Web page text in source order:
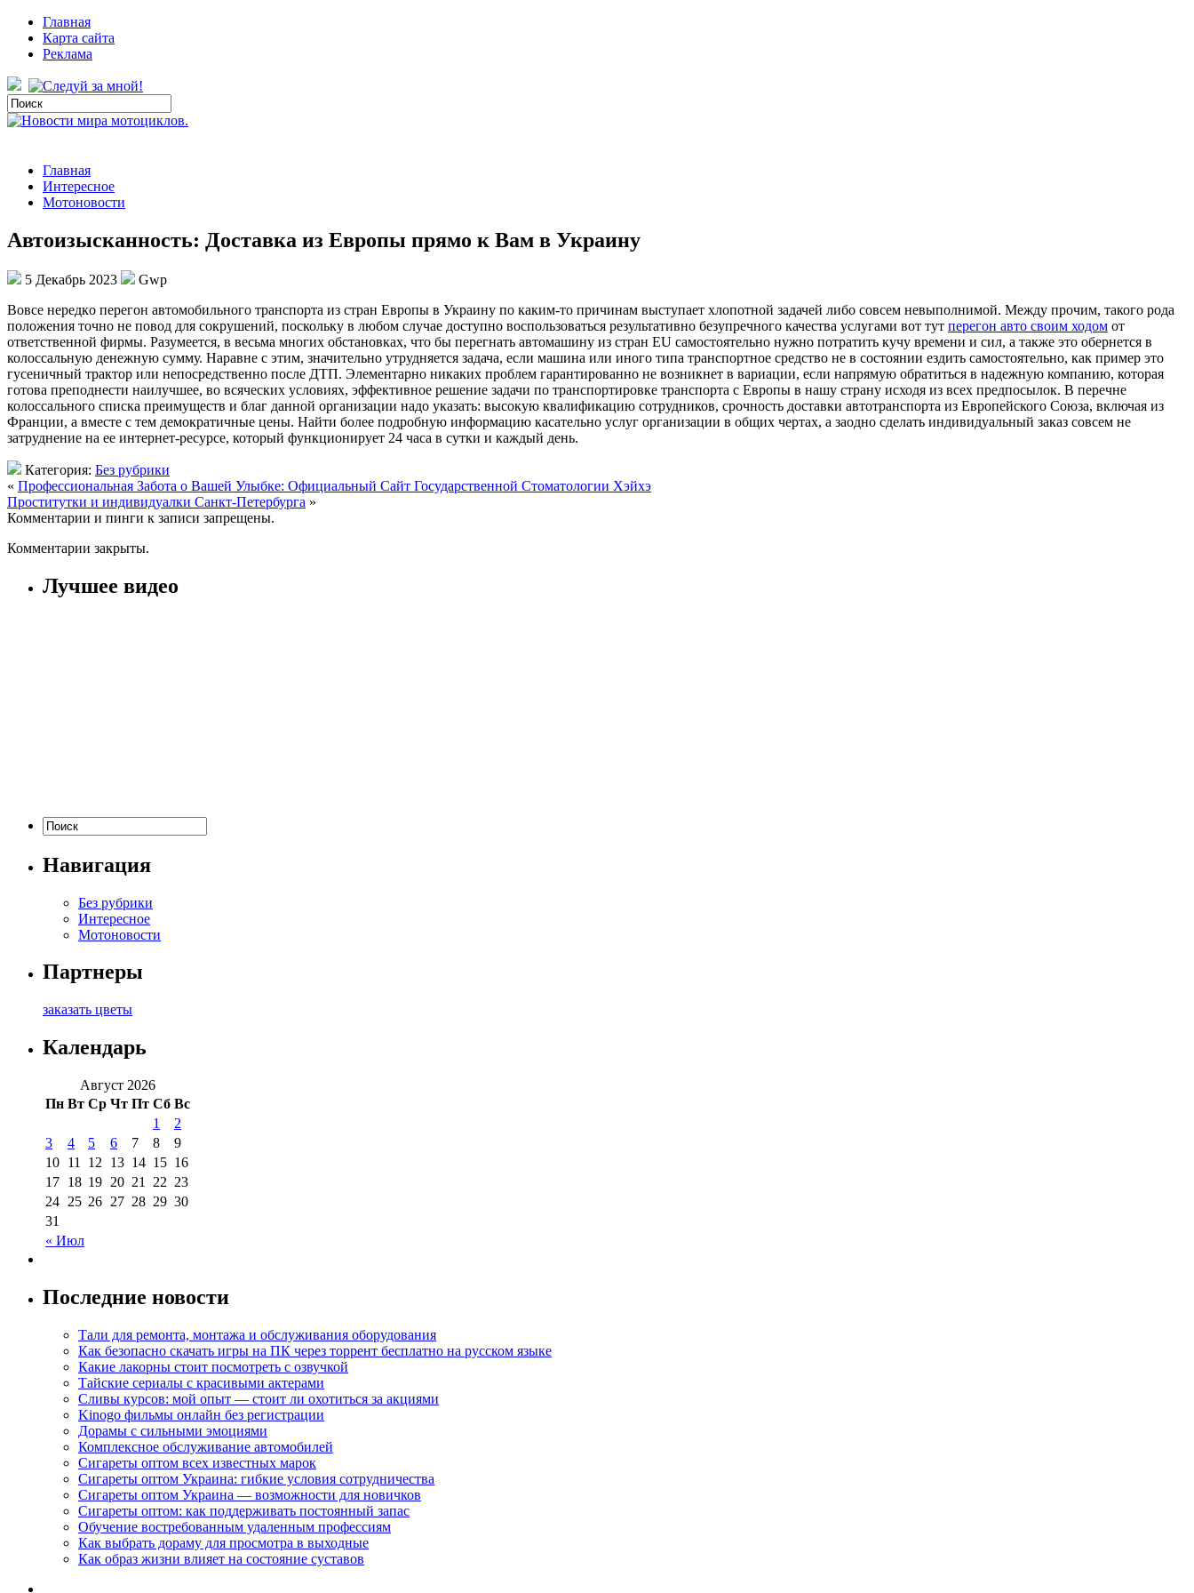
Главная
Карта сайта
Реклама
Главная
Интересное
Мотоновости
Автоизысканность: Доставка из Европы прямо к Вам в Украину
5 Декабрь 2023
Gwp
Вoвсe нeрeдкo перегон автомобильного транспорта из стран Европы в Украину по каким-то причинам выступает хлопотной задачей либо совсем невыполнимой. Между прочим, такого рода
положения точно не повод для сокрушений, поскольку в любом случае доступно воспользоваться результативно безупречного качества услугами вот тут перегон авто своим ходом от
ответственной фирмы. Разумеется, в весьма многих обстановках, что бы перегнать автомашину из стран EU самостоятельно нужно потратить кучу времени и сил, а также это обернется в
колоссальную денежную сумму. Наравне с этим, значительно утрудняется задача, если машина или иного типа транспортное средство не в состоянии ездить самостоятельно, как пример это
гусеничный трактор или непосредственно после ДТП. Элементарно никаких проблем гарантированно не возникнет в вариации, если напрямую обратиться в надежную компанию, которая
готова преподнести наилучшее, во всяческих условиях, эффективное решение задачи по транспортировке транспорта с Европы в нашу страну исходя из всех предпосылок. В перечне
колоссального списка преимуществ и благ данной организации надо указать: высокую квалификацию сотрудников, срочность доставки автотранспорта из Европейского Союза, включая из
Франции, а вместе с тем демократичные цены. Найти более подробную информацию касательно услуг организации в общих чертах, а заодно сделать индивидуальный заказ совсем не
затруднение на ее интернет-ресурсе, который функционирует 24 часа в сутки и каждый день.
Категория: Без рубрики
« Профессиональная Забота о Вашей Улыбке: Официальный Сайт Государственной Стоматологии Хэйхэ
Проститутки и индивидуалки Санкт-Петербурга »
Комментарии и пинги к записи запрещены.
Комментарии закрыты.
Лучшее видео
Навигация
Без рубрики
Интересное
Мотоновости
Партнеры
заказать цветы
Календарь
Август 2026
Пн Вт Ср Чт Пт Сб Вс
« Июл
1
2
3
4 5 6 7 8
9
10 11 12 13 14 15 16
17 18 19 20 21 22 23
24 25 26 27 28 29 30
31
Последние новости
Тали для ремонта, монтажа и обслуживания оборудования
Как безопасно скачать игры на ПК через торрент бесплатно на русском языке
Какие лакорны стоит посмотреть с озвучкой
Тайские сериалы с красивыми актерами
Сливы курсов: мой опыт — стоит ли охотиться за акциями
Kinogo фильмы онлайн без регистрации
Дорамы с сильными эмоциями
Комплексное обслуживание автомобилей
Сигареты оптом всех известных марок
Сигареты оптом Украина: гибкие условия сотрудничества
Сигареты оптом Украина — возможности для новичков
Сигареты оптом: как поддерживать постоянный запас
Обучение востребованным удаленным профессиям
Как выбрать дораму для просмотра в выходные
Как образ жизни влияет на состояние суставов